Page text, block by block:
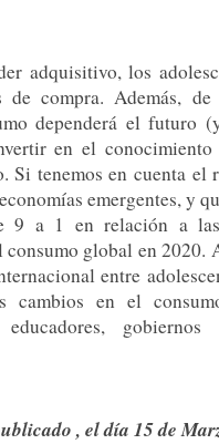
adquisitivo, los
de compra. Además,
dependerá el futuro
en el
Si tenemos en cuenta
emergentes, y
9 a 1 en relación a las
consumo global en 2020.
entre
cambios en el
, el día 15 de